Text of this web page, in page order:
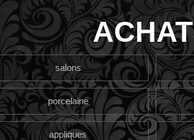
salons
porcelaine
appliques